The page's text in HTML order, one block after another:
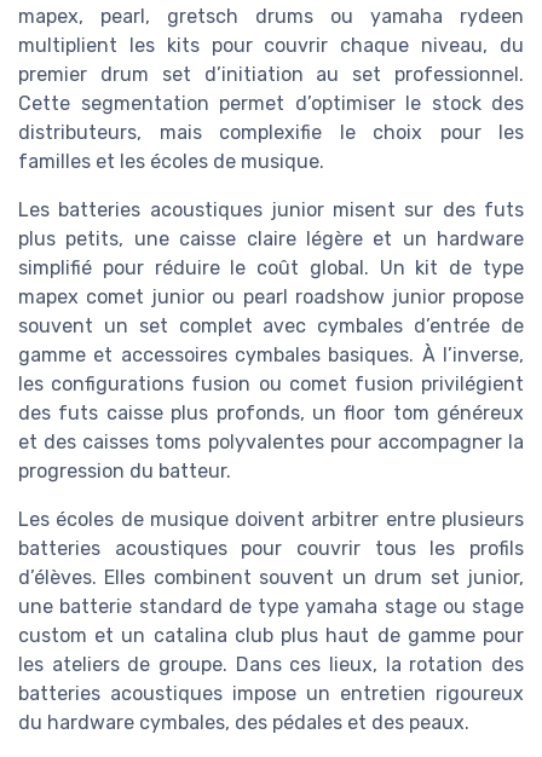
mapex, pearl, gretsch drums ou yamaha rydeen
multiplient les kits pour couvrir chaque niveau, du
premier drum set d’initiation au set professionnel.
Cette segmentation permet d’optimiser le stock des
distributeurs, mais complexifie le choix pour les
familles et les écoles de musique.
Les batteries acoustiques junior misent sur des futs
plus petits, une caisse claire légère et un hardware
simplifié pour réduire le coût global. Un kit de type
mapex comet junior ou pearl roadshow junior propose
souvent un set complet avec cymbales d’entrée de
gamme et accessoires cymbales basiques. À l’inverse,
les configurations fusion ou comet fusion privilégient
des futs caisse plus profonds, un floor tom généreux
et des caisses toms polyvalentes pour accompagner la
progression du batteur.
Les écoles de musique doivent arbitrer entre plusieurs
batteries acoustiques pour couvrir tous les profils
d’élèves. Elles combinent souvent un drum set junior,
une batterie standard de type yamaha stage ou stage
custom et un catalina club plus haut de gamme pour
les ateliers de groupe. Dans ces lieux, la rotation des
batteries acoustiques impose un entretien rigoureux
du hardware cymbales, des pédales et des peaux.